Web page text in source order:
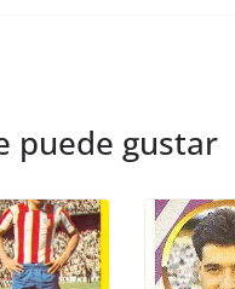
puede gustar